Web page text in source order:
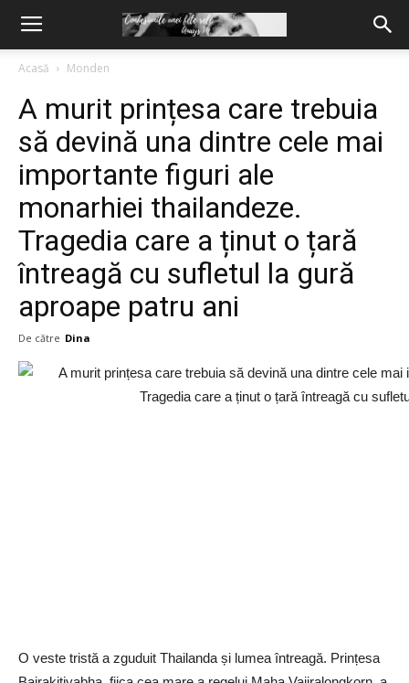
Acasă Monden
A murit prințesa care trebuia
să devină una dintre cele mai
importante figuri ale
monarhiei thailandeze.
Tragedia care a ținut o țară
întreagă cu sufletul la gură
aproape patru ani
De către Dina
O veste tristă a zguduit Thailanda și lumea întreagă. Prințesa